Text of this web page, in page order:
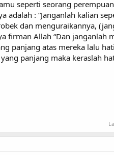
seperti seorang
adalah : “Janganlah kalian
dan menguraikannya,
firman Allah “Dan janganlah
panjang atas mereka lalu
panjang maka keraslah